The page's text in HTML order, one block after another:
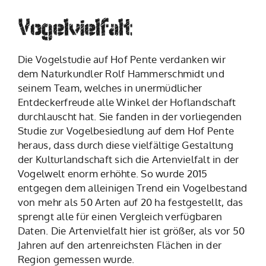
Vogelvielfalt
Die Vogelstudie auf Hof Pente verdanken wir
dem Naturkundler Rolf Hammerschmidt und
seinem Team, welches in unermüdlicher
Entdeckerfreude alle Winkel der Hoflandschaft
durchlauscht hat. Sie fanden in der vorliegenden
Studie zur Vogelbesiedlung auf dem Hof Pente
heraus, dass durch diese vielfältige Gestaltung
der Kulturlandschaft sich die Artenvielfalt in der
Vogelwelt enorm erhöhte. So wurde 2015
entgegen dem alleinigen Trend ein Vogelbestand
von mehr als 50 Arten auf 20 ha festgestellt, das
sprengt alle für einen Vergleich verfügbaren
Daten. Die Artenvielfalt hier ist größer, als vor 50
Jahren auf den artenreichsten Flächen in der
Region gemessen wurde.